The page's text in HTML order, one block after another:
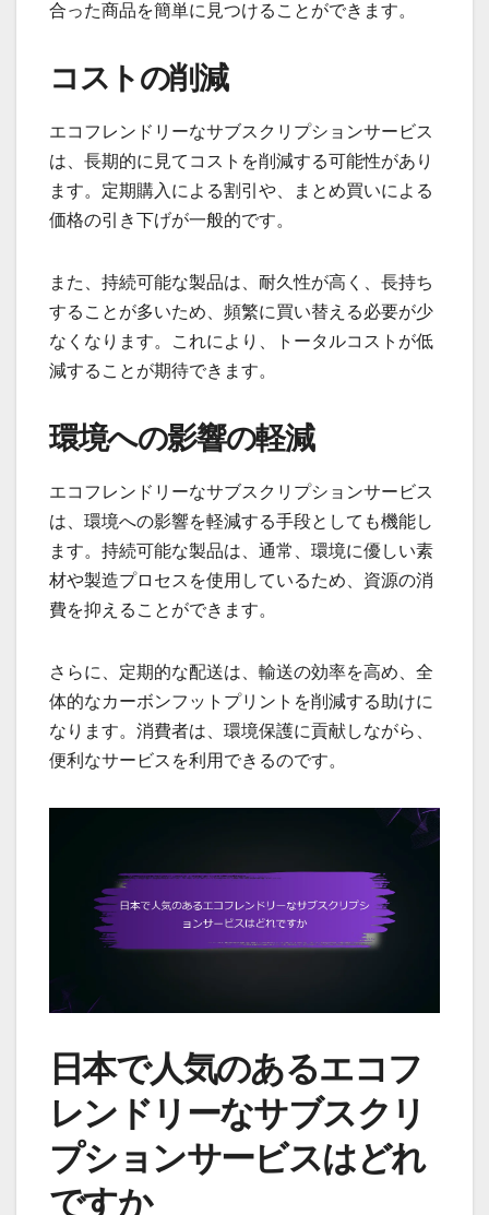
合った商品を簡単に見つけることができます。
コストの削減
エコフレンドリーなサブスクリプションサービス
は、長期的に見てコストを削減する可能性があり
ます。定期購入による割引や、まとめ買いによる
価格の引き下げが一般的です。
また、持続可能な製品は、耐久性が高く、長持ち
することが多いため、頻繁に買い替える必要が少
なくなります。これにより、トータルコストが低
減することが期待できます。
環境への影響の軽減
エコフレンドリーなサブスクリプションサービス
は、環境への影響を軽減する手段としても機能し
ます。持続可能な製品は、通常、環境に優しい素
材や製造プロセスを使用しているため、資源の消
費を抑えることができます。
さらに、定期的な配送は、輸送の効率を高め、全
体的なカーボンフットプリントを削減する助けに
なります。消費者は、環境保護に貢献しながら、
便利なサービスを利用できるのです。
日本で人気のあるエコフ
レンドリーなサブスクリ
プションサービスはどれ
ですか